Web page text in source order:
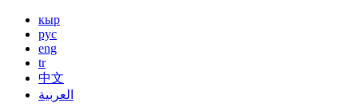
кыр
рус
eng
tr
中文
العربية